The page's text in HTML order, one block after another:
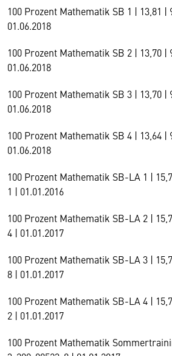
100 Prozent Mathematik SB 1 | 13,81 |
01.06.2018
100 Prozent Mathematik SB 2 | 13,70 |
01.06.2018
100 Prozent Mathematik SB 3 | 13,70 |
01.06.2018
100 Prozent Mathematik SB 4 | 13,64 |
01.06.2018
100 Prozent Mathematik SB-LA 1 |
1 | 01.01.2016
100 Prozent Mathematik SB-LA 2 |
4 | 01.01.2017
100 Prozent Mathematik SB-LA 3 |
8 | 01.01.2017
100 Prozent Mathematik SB-LA 4 |
2 | 01.01.2017
100 Prozent Mathematik